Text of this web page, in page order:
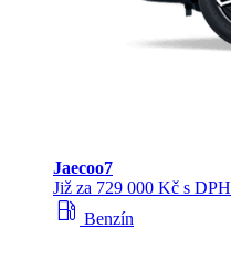
Jaecoo7
Již za 729 000 Kč s DPH
local_gas_station Benzín